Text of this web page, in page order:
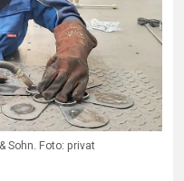
Sohn. Foto: privat